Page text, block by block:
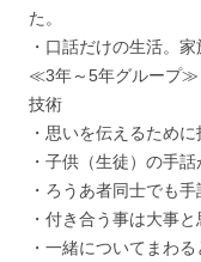
た。
・口話だけの生活。
≪3年～5年グループ≫
技術
・思いを伝えるため
・子供（生徒）の手話
・ろうあ者同士でも
・付き合う事は大事と
・一緒についてまわ